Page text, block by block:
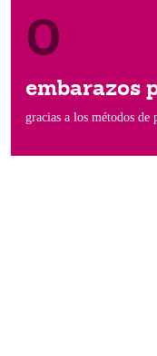
0
embarazos
gracias a los métodos